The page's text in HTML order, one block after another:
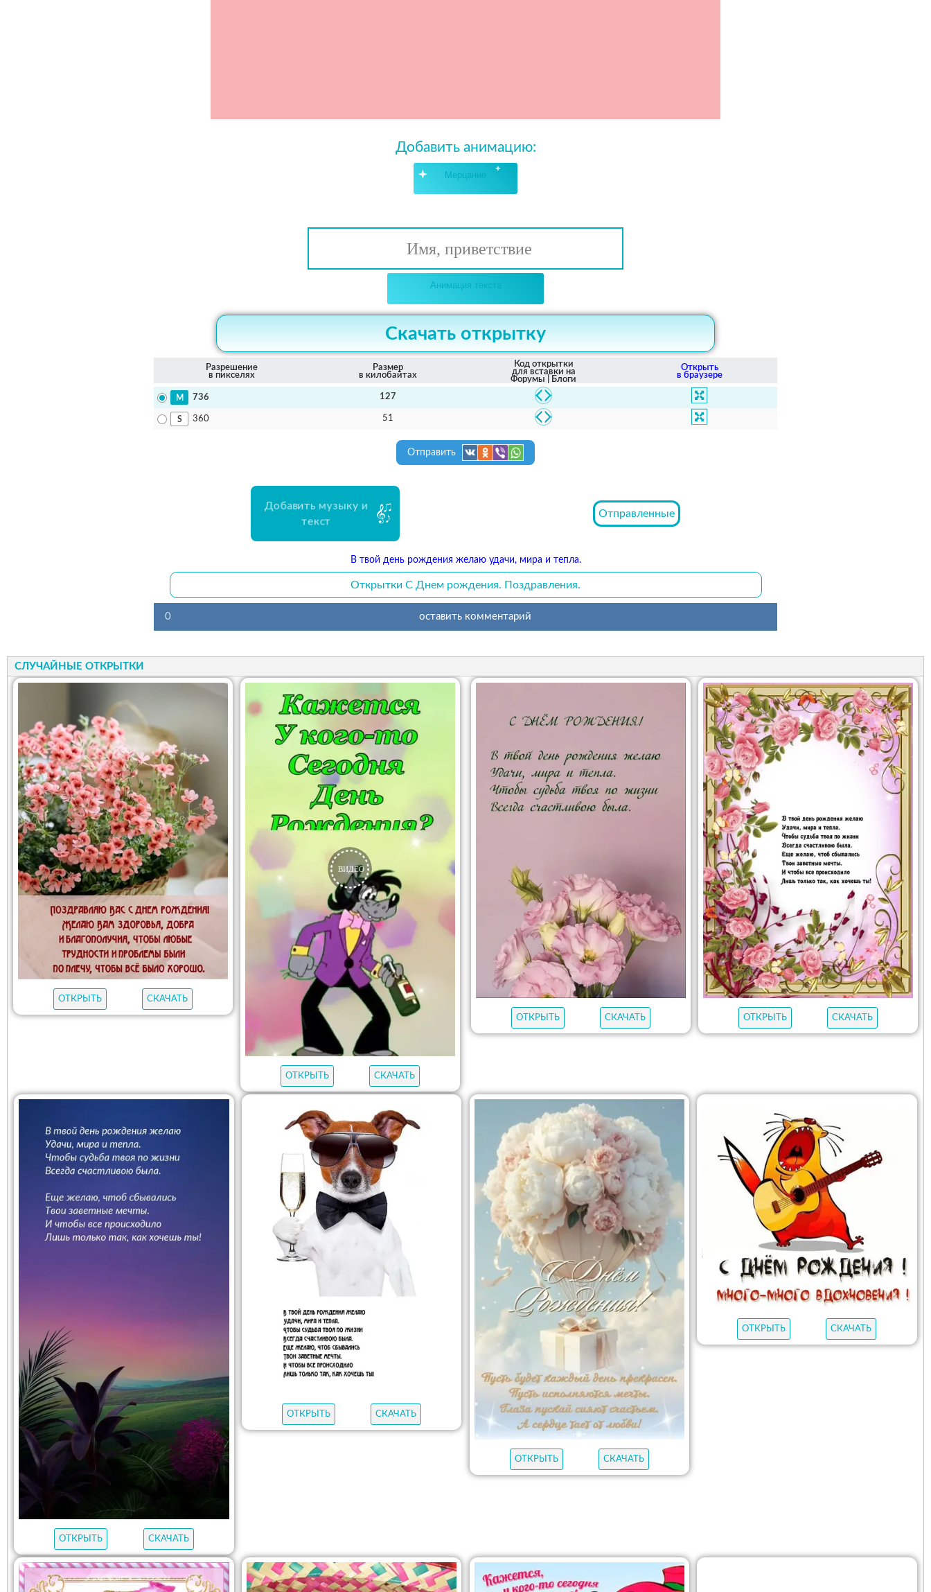
Добавить анимацию:
Мерцание
Имя, приветствие
Анимация текста
Скачать открытку
Разрешение
в пикселях
Размер
в килобайтах
Код открытки
для вставки на
Форумы | Блоги
Открыть
в браузере
736 127
360 51
Отправить
Добавить музыку и
текст
Отправленные
В твой день рождения желаю удачи, мира и тепла.
Открытки С Днем рождения. Поздравления.
0 оставить комментарий
СЛУЧАЙНЫЕ ОТКРЫТКИ
ОТКРЫТЬ СКАЧАТЬ
ОТКРЫТЬ СКАЧАТЬ
ОТКРЫТЬ СКАЧАТЬ ОТКРЫТЬ СКАЧАТЬ
ОТКРЫТЬ СКАЧАТЬ
ОТКРЫТЬ СКАЧАТЬ
ОТКРЫТЬ СКАЧАТЬ
ОТКРЫТЬ СКАЧАТЬ